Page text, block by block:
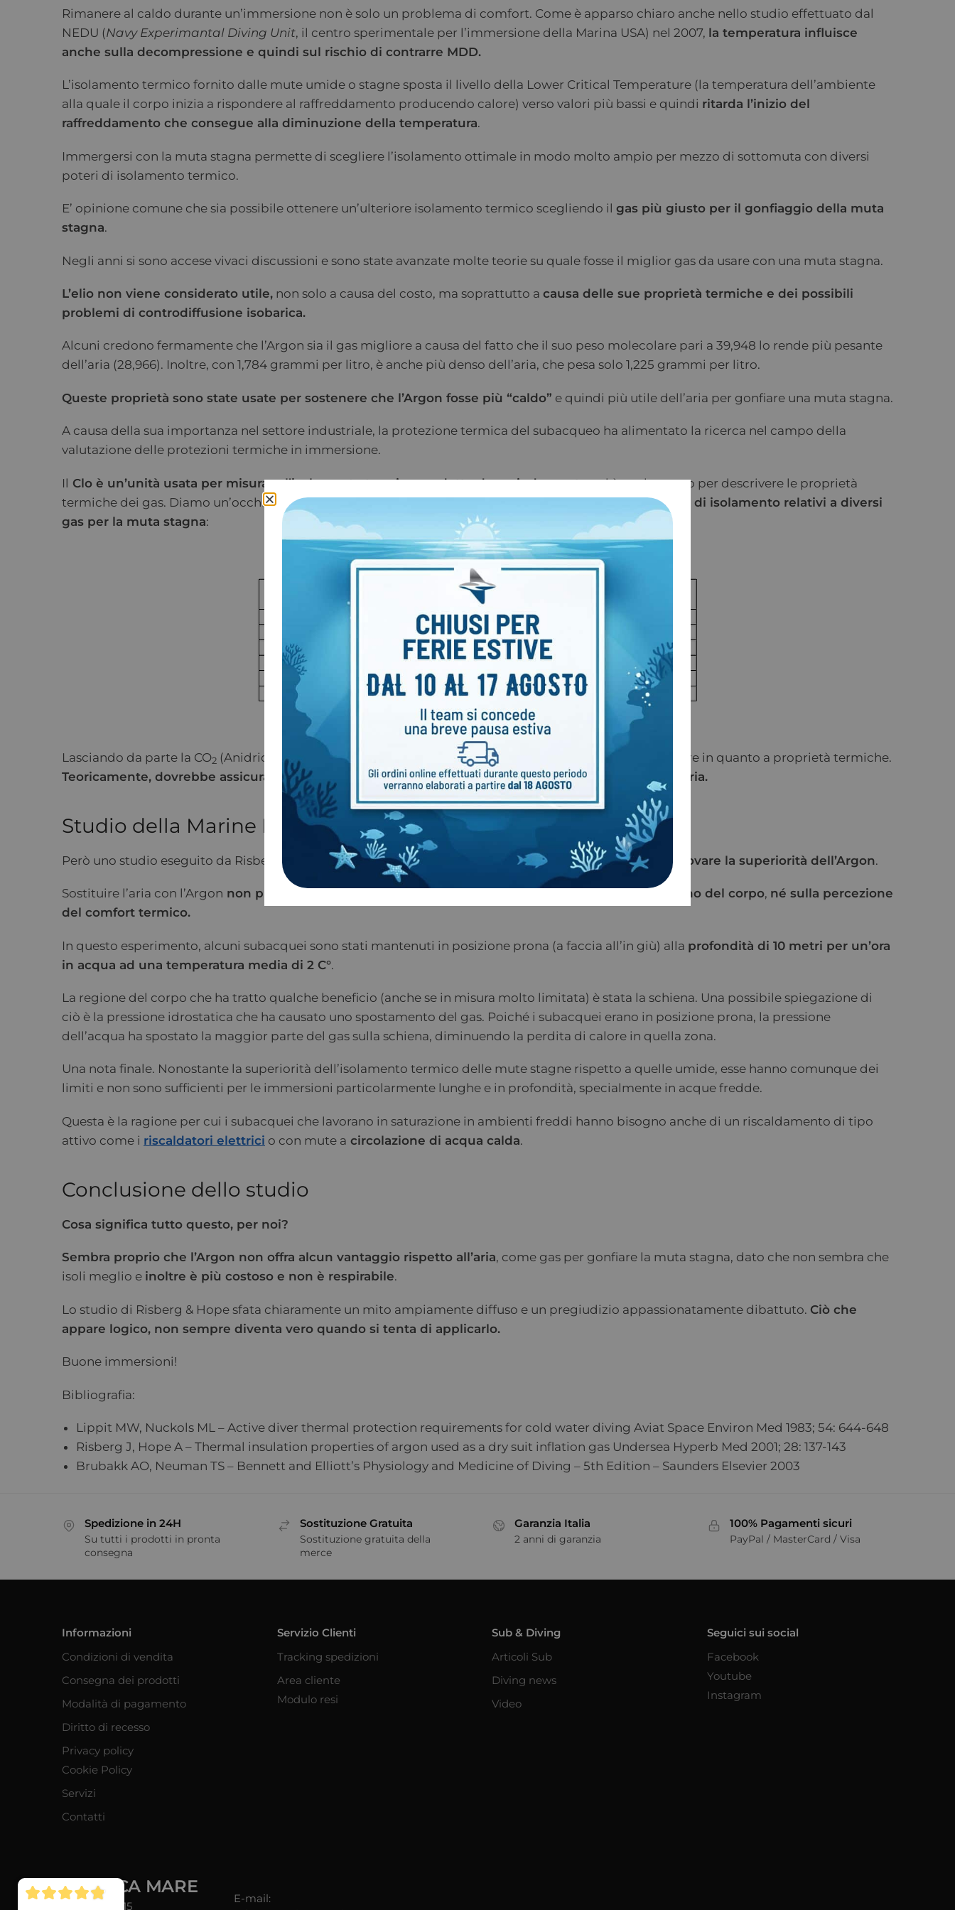
Rimanere al caldo durante un’immersione non è solo un problema di comfort. Come è apparso chiaro anche nello studio effettuato dal
NEDU (Navy Experimantal Diving Unit, il centro sperimentale per l’immersione della Marina USA) nel 2007, la temperatura influisce
anche sulla decompressione e quindi sul rischio di contrarre MDD.
L’isolamento termico fornito dalle mute umide o stagne sposta il livello della Lower Critical Temperature (la temperatura dell’ambiente
alla quale il corpo inizia a rispondere al raffreddamento producendo calore) verso valori più bassi e quindi ritarda l’inizio del
raffreddamento che consegue alla diminuzione della temperatura.
Immergersi con la muta stagna permette di scegliere l’isolamento ottimale in modo molto ampio per mezzo di sottomuta con diversi
poteri di isolamento termico.
E’ opinione comune che sia possibile ottenere un’ulteriore isolamento termico scegliendo il gas più giusto per il gonfiaggio della muta
stagna.
Negli anni si sono accese vivaci discussioni e sono state avanzate molte teorie su quale fosse il miglior gas da usare con una muta stagna.
L’elio non viene considerato utile, non solo a causa del costo, ma soprattutto a causa delle sue proprietà termiche e dei possibili
problemi di controdiffusione isobarica.
Alcuni credono fermamente che l’Argon sia il gas migliore a causa del fatto che il suo peso molecolare pari a 39,948 lo rende più pesante
dell’aria (28,966). Inoltre, con 1,784 grammi per litro, è anche più denso dell’aria, che pesa solo 1,225 grammi per litro.
Queste proprietà sono state usate per sostenere che l’Argon fosse più “caldo” e quindi più utile dell’aria per gonfiare una muta stagna.
A causa della sua importanza nel settore industriale, la protezione termica del subacqueo ha alimentato la ricerca nel campo della
valutazione delle protezioni termiche in immersione.
Il Clo è un’unità usata per misurare l’isolamento termico prodotto da un indumento, ed è anche usato per descrivere le proprietà
termiche dei gas. Diamo un’occhiata alla tabella qui sotto (da Lippitt & Nuckols, 1983) cheriporta i valori di isolamento relativi a diversi
gas per la muta stagna:
Lasciando da parte la CO2 (Anidride Carbonica) e l’SF6 (Esafluoruro di zolfo), l’Argon appare il gas migliore in quanto a proprietà termiche.
Teoricamente, dovrebbe assicurare un isolamento termico superiore del 32% rispetto a quello dell’aria.
Studio della Marine Norvegese su Argon in immersione
Però uno studio eseguito da Risberg & Hope della Marina Norvegese nel 2001non è riuscito affatto a provare la superiorità dell’Argon.
Sostituire l’aria con l’Argon non produce effetti né sulla temperatura della pelle e su quella dell’interno del corpo, né sulla percezione
del comfort termico.
In questo esperimento, alcuni subacquei sono stati mantenuti in posizione prona (a faccia all’in giù) alla profondità di 10 metri per un’ora
in acqua ad una temperatura media di 2 C°.
La regione del corpo che ha tratto qualche beneficio (anche se in misura molto limitata) è stata la schiena. Una possibile spiegazione di
ciò è la pressione idrostatica che ha causato uno spostamento del gas. Poiché i subacquei erano in posizione prona, la pressione
dell’acqua ha spostato la maggior parte del gas sulla schiena, diminuendo la perdita di calore in quella zona.
Una nota finale. Nonostante la superiorità dell’isolamento termico delle mute stagne rispetto a quelle umide, esse hanno comunque dei
limiti e non sono sufficienti per le immersioni particolarmente lunghe e in profondità, specialmente in acque fredde.
Questa è la ragione per cui i subacquei che lavorano in saturazione in ambienti freddi hanno bisogno anche di un riscaldamento di tipo
attivo come i riscaldatori elettrici o con mute a circolazione di acqua calda.
Conclusione dello studio
Cosa significa tutto questo, per noi?
Sembra proprio che l’Argon non offra alcun vantaggio rispetto all’aria, come gas per gonfiare la muta stagna, dato che non sembra che
isoli meglio e inoltre è più costoso e non è respirabile.
Lo studio di Risberg & Hope sfata chiaramente un mito ampiamente diffuso e un pregiudizio appassionatamente dibattuto. Ciò che
appare logico, non sempre diventa vero quando si tenta di applicarlo.
Buone immersioni!
Bibliografia:
Lippit MW, Nuckols ML – Active diver thermal protection requirements for cold water diving Aviat Space Environ Med 1983; 54: 644-648
Risberg J, Hope A – Thermal insulation properties of argon used as a dry suit inflation gas Undersea Hyperb Med 2001; 28: 137-143
Brubakk AO, Neuman TS – Bennett and Elliott’s Physiology and Medicine of Diving – 5th Edition – Saunders Elsevier 2003
Spedizione in 24H
Su tutti i prodotti in pronta
consegna
Sostituzione Gratuita
Sostituzione gratuita della
merce
Garanzia Italia
2 anni di garanzia
100% Pagamenti sicuri
PayPal / MasterCard / Visa
Informazioni
Condizioni di vendita
Consegna dei prodotti
Modalità di pagamento
Diritto di recesso
Privacy policy
Cookie Policy
Servizi
Contatti
Servizio Clienti
Tracking spedizioni
Area cliente
Modulo resi
Sub & Diving
Articoli Sub
Diving news
Video
Seguici sui social
Facebook
Youtube
Instagram
NAUTICA MARE
Via Verona, 15
E-mail: